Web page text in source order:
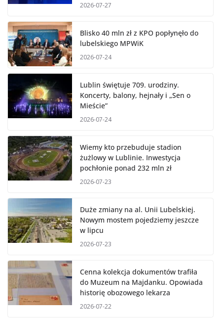
2026-07-27
Blisko 40 mln zł z KPO popłynęło do
lubelskiego MPWiK
2026-07-24
Lublin świętuje 709. urodziny.
Koncerty, balony, hejnały i „Sen o
Mieście”
2026-07-24
Wiemy kto przebuduje stadion
żużlowy w Lublinie. Inwestycja
pochłonie ponad 232 mln zł
2026-07-23
Duże zmiany na al. Unii Lubelskiej.
Nowym mostem pojedziemy jeszcze
w lipcu
2026-07-23
Cenna kolekcja dokumentów trafiła
do Muzeum na Majdanku. Opowiada
historię obozowego lekarza
2026-07-22